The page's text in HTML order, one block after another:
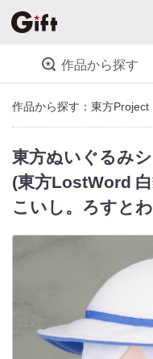
作品から探す
作品から探す：東方Project
東方ぬいぐるみ
(東方LostWord
こいし。ろすと